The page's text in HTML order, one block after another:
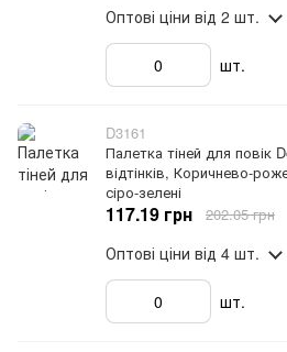
Оптові ціни від 2 шт.
шт.
D3161
Палетка тіней для повік
відтінків, Коричнево-
сіро-зелені
117.19 грн 202.05 грн
Оптові ціни від 4 шт.
шт.